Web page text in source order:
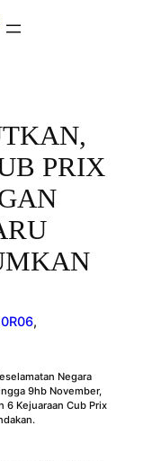
PRIX
Negara
9hb November,
6 Kejuaraan Cub Prix